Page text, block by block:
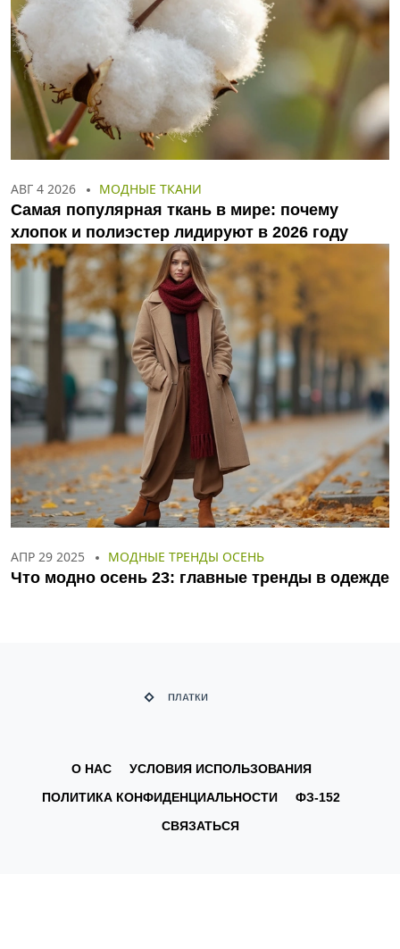
АВГ 4 2026 МОДНЫЕ ТКАНИ
Самая популярная ткань в мире: почему
хлопок и полиэстер лидируют в 2026 году
АПР 29 2025 МОДНЫЕ ТРЕНДЫ ОСЕНЬ
Что модно осень 23: главные тренды в одежде
О НАС
УСЛОВИЯ ИСПОЛЬЗОВАНИЯ
ПОЛИТИКА КОНФИДЕНЦИАЛЬНОСТИ
ФЗ-152
СВЯЗАТЬСЯ